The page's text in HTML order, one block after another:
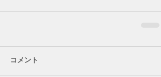
コメント